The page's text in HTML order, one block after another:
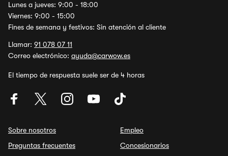
Lunes a jueves: 9:00 - 18:00
Viernes: 9:00 - 15:00
Fines de semana y festivos: Sin atención al cliente
Llamar: 91 078 07 11
Correo electrónico: ayuda@carwow.es
El tiempo de respuesta suele ser de 4 horas
Sobre nosotros
Preguntas frecuentes
Empleo
Concesionarios